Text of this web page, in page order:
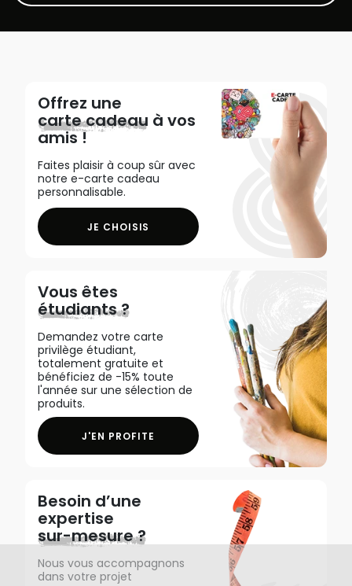
Offrez une
carte cadeau à vos
amis !
Faites plaisir à coup sûr avec
notre e-carte cadeau
personnalisable.
JE CHOISIS
Vous êtes
étudiants ?
Demandez votre carte
privilège étudiant,
totalement gratuite et
bénéficiez de -15% toute
l'année sur une sélection de
produits.
J'EN PROFITE
Besoin d’une
expertise
sur-mesure ?
Nous vous accompagnons
dans votre projet